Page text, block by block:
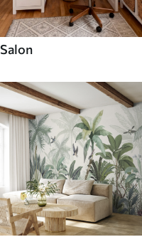
Salon